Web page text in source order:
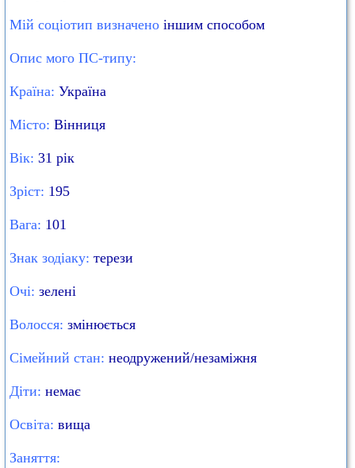
Мій соціотип визначено іншим способом
Опис мого ПС-типу:
Країна: Україна
Місто: Вінниця
Вік: 31 рік
Зріст: 195
Вага: 101
Знак зодіаку: терези
Очі: зелені
Волосся: змінюється
Сімейний стан: неодружений/незаміжня
Діти: немає
Освіта: вища
Заняття: